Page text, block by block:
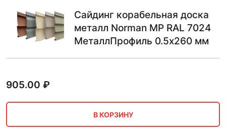
Сайдинг корабельная доска
металл Norman MP RAL 7024
МеталлПрофиль 0.5х260 мм
905.00 ₽
В КОРЗИНУ